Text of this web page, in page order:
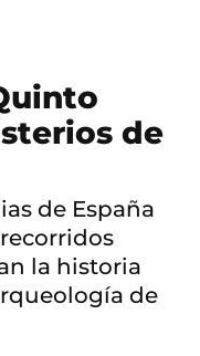
de
de España
la historia
de